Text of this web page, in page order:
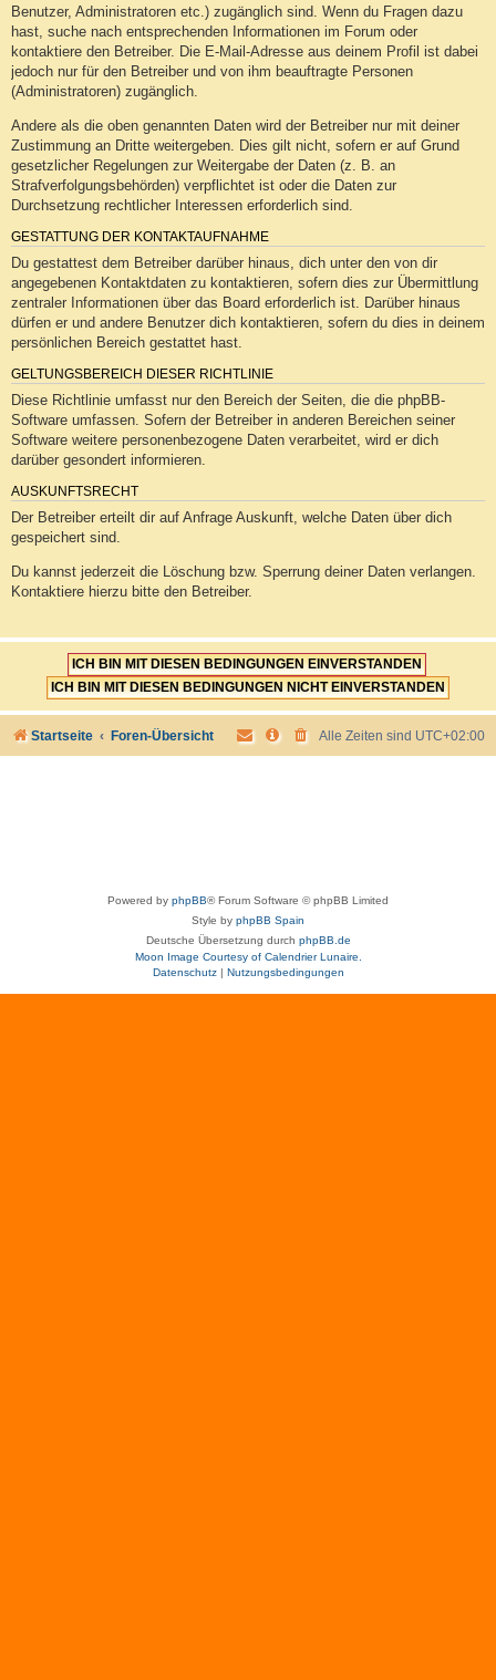
Benutzer, Administratoren etc.) zugänglich sind. Wenn du Fragen dazu
hast, suche nach entsprechenden Informationen im Forum oder
kontaktiere den Betreiber. Die E-Mail-Adresse aus deinem Profil ist dabei
jedoch nur für den Betreiber und von ihm beauftragte Personen
(Administratoren) zugänglich.
Andere als die oben genannten Daten wird der Betreiber nur mit deiner
Zustimmung an Dritte weitergeben. Dies gilt nicht, sofern er auf Grund
gesetzlicher Regelungen zur Weitergabe der Daten (z. B. an
Strafverfolgungsbehörden) verpflichtet ist oder die Daten zur
Durchsetzung rechtlicher Interessen erforderlich sind.
GESTATTUNG DER KONTAKTAUFNAHME
Du gestattest dem Betreiber darüber hinaus, dich unter den von dir
angegebenen Kontaktdaten zu kontaktieren, sofern dies zur Übermittlung
zentraler Informationen über das Board erforderlich ist. Darüber hinaus
dürfen er und andere Benutzer dich kontaktieren, sofern du dies in deinem
persönlichen Bereich gestattet hast.
GELTUNGSBEREICH DIESER RICHTLINIE
Diese Richtlinie umfasst nur den Bereich der Seiten, die die phpBB-
Software umfassen. Sofern der Betreiber in anderen Bereichen seiner
Software weitere personenbezogene Daten verarbeitet, wird er dich
darüber gesondert informieren.
AUSKUNFTSRECHT
Der Betreiber erteilt dir auf Anfrage Auskunft, welche Daten über dich
gespeichert sind.
Du kannst jederzeit die Löschung bzw. Sperrung deiner Daten verlangen.
Kontaktiere hierzu bitte den Betreiber.
Startseite Foren-Übersicht Alle Zeiten sind UTC+02:00
Powered by phpBB® Forum Software © phpBB Limited
Style by phpBB Spain
Deutsche Übersetzung durch phpBB.de
Moon Image Courtesy of Calendrier Lunaire.
Datenschutz| Nutzungsbedingungen